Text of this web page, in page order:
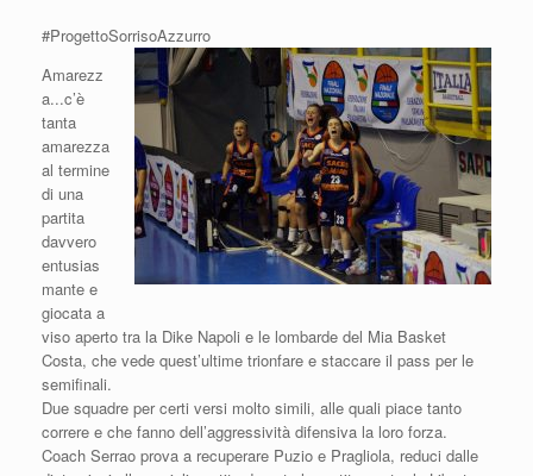
#ProgettoSorrisoAzzurro
Amarezz
a...c’è
tanta
amarezza
al termine
di una
partita
davvero
entusias
mante e
giocata a
viso aperto tra la Dike Napoli e le lombarde del Mia Basket
Costa, che vede quest’ultime trionfare e staccare il pass per le
semifinali.
Due squadre per certi versi molto simili, alle quali piace tanto
correre e che fanno dell’aggressività difensiva la loro forza.
Coach Serrao prova a recuperare Puzio e Pragliola, reduci dalle